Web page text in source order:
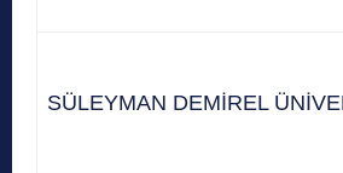
SÜLEYMAN DEMİREL